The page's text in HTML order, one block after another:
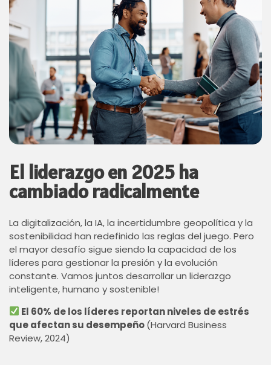
El liderazgo en 2025 ha
cambiado radicalmente
La digitalización, la IA, la incertidumbre geopolítica y la
sostenibilidad han redefinido las reglas del juego. Pero
el mayor desafío sigue siendo la capacidad de los
líderes para gestionar la presión y la evolución
constante. Vamos juntos desarrollar un liderazgo
inteligente, humano y sostenible!
El 60% de los líderes reportan niveles de estrés
que afectan su desempeño(Harvard Business
Review, 2024)